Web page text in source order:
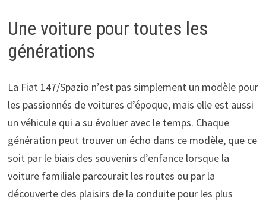
Une voiture pour toutes les
générations
La Fiat 147/Spazio n’est pas simplement un modèle pour
les passionnés de voitures d’époque, mais elle est aussi
un véhicule qui a su évoluer avec le temps. Chaque
génération peut trouver un écho dans ce modèle, que ce
soit par le biais des souvenirs d’enfance lorsque la
voiture familiale parcourait les routes ou par la
découverte des plaisirs de la conduite pour les plus